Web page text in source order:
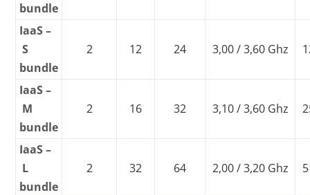
bundle
IaaS –
S
bundle
2 12 24 3,00 / 3,60 Ghz
IaaS –
M
bundle
2 16 32 3,10 / 3,60 Ghz
IaaS –
L
bundle
2 32 64 2,00 / 3,20 Ghz